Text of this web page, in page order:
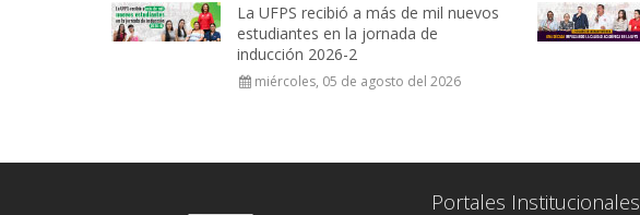
La UFPS recibió a más de mil nuevos
estudiantes en la jornada de
inducción 2026-2
miércoles, 05 de agosto del 2026
Portales Institucionales